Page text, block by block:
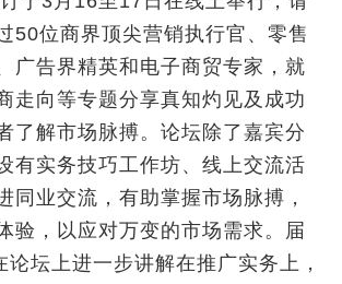
50位商界顶尖营销执行官、零售
广告界精英和电子商贸专家，就
走向等专题分享真知灼见及成功
了解市场脉搏。论坛除了嘉宾分
有实务技巧工作坊、线上交流活
同业交流，有助掌握市场脉搏，
验，以应对万变的市场需求。届
坛上进一步讲解在推广实务上，